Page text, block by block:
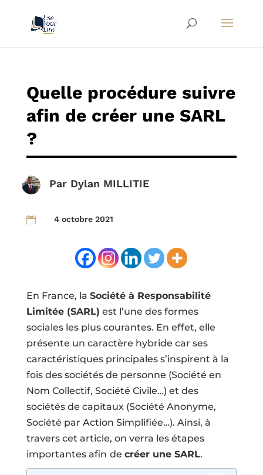
Quelle procédure suivre
afin de créer une SARL
?
Par Dylan MILLITIE
 4 octobre 2021
En France, la Société à Responsabilité
Limitée (SARL) est l’une des formes
socialesles plus courantes. En effet, elle
présente un caractère hybride car ses
caractéristiques principales s’inspirent à la
fois des sociétés de personne (Société en
Nom Collectif, Société Civile…) et des
sociétés de capitaux (Société Anonyme,
Société par Action Simplifiée…). Ainsi, à
travers cet article, on verra les étapes
importantes afin de créer une SARL.